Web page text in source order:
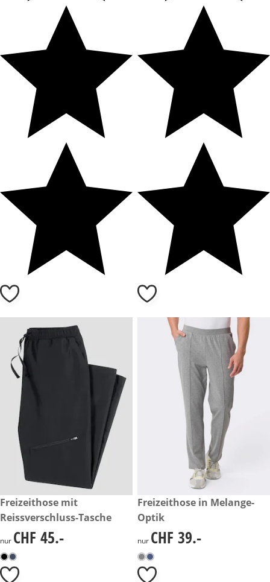
CHF 45.-
Freizeithose mit
Reissverschluss-Tasche
CHF 45.-
nur CHF 45.-
CHF 39.-
Freizeithose in Melange-
Optik
CHF 39.-
nur CHF 39.-